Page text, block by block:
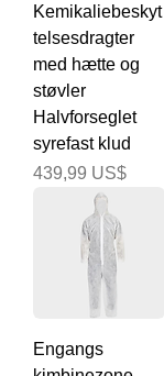
Kemikaliebeskyt
telsesdragter
med hætte og
støvler
Halvforseglet
syrefast klud
Pris
439,99 US$
Engangs